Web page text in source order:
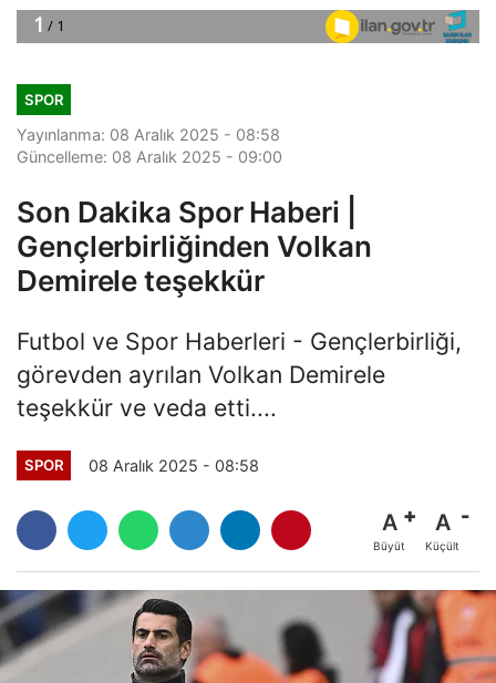
SPOR
Yayınlanma: 08 Aralık 2025 - 08:58
Güncelleme: 08 Aralık 2025 - 09:00
Son Dakika Spor Haberi |
Gençlerbirliğinden Volkan
Demirele teşekkür
Futbol ve Spor Haberleri - Gençlerbirliği,
görevden ayrılan Volkan Demirele
teşekkür ve veda etti....
SPOR 08 Aralık 2025 - 08:58
A
Büyüt
A
Küçült